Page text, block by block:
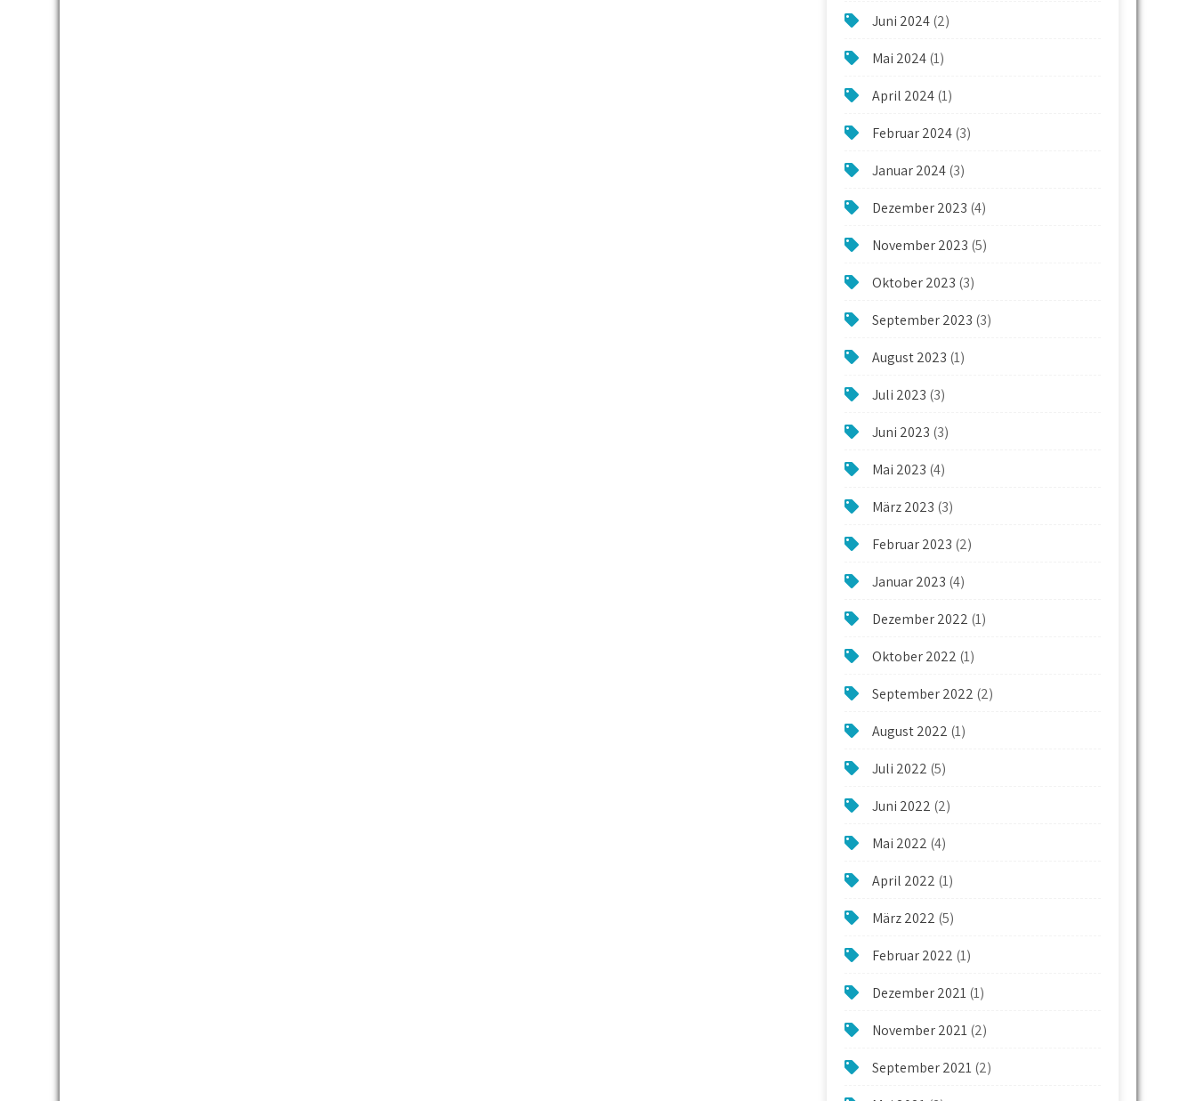
Juni 2024(2)
Mai 2024(1)
April 2024(1)
Februar 2024(3)
Januar 2024(3)
Dezember 2023 (4)
November 2023 (5)
Oktober 2023 (3)
September 2023 (3)
August 2023 (1)
Juli 2023 (3)
Juni 2023 (3)
Mai 2023 (4)
März 2023 (3)
Februar 2023 (2)
Januar 2023 (4)
Dezember 2022 (1)
Oktober 2022 (1)
September 2022 (2)
August 2022 (1)
Juli 2022 (5)
Juni 2022 (2)
Mai 2022 (4)
April 2022 (1)
März 2022 (5)
Februar 2022 (1)
Dezember 2021(1)
November 2021(2)
September 2021(2)